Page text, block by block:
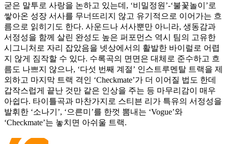
굳은 말투로 사랑을 논하고 있는데, ‘비밀정원’-‘불꽃놀이’로
쌓아온 성장 서사를 무너뜨리지 않고 유기적으로 이어가는 흐
름으로 읽히기도 한다. 사운드나 서사뿐만 아니라, 생동감과
서정성을 함께 살린 완성도 높은 퍼포먼스 역시 팀의 고유한
시그니처로 자리 잡았음을 넷상에서의 활발한 바이럴로 어렵
지 않게 짐작할 수 있다. 수록곡의 면면은 대체로 준수하고 흐
름도 나쁘지 않으나, ‘다섯 번째 계절’ 인스트루멘탈 트랙을 제
외하고 마지막 트랙 격인 ‘Checkmate’가 더 이어질 법도 한데
갑작스럽게 끝난 것만 같은 인상을 주는 등 마무리감이 매우
아쉽다. 타이틀곡과 마찬가지로 스티븐 리가 특유의 서정성을
발휘한 ‘소나기’, ‘으른미’를 한껏 뽐내는 ‘Vogue’와
‘Checkmate’는 놓치면 아쉬울 트랙.